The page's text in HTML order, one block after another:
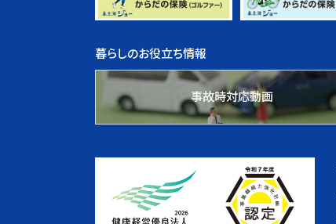
暮らしのお役立ち情報
事故時対応動画